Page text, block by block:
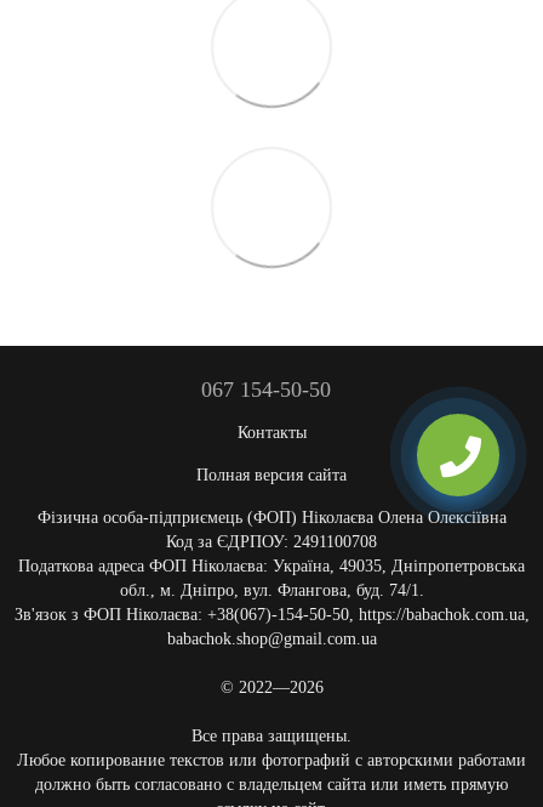
067 154-50-50
Контакты
Полная версия сайта
Фізична особа-підприємець (ФОП) Ніколаєва Олена Олексіївна
Код за ЄДРПОУ: 2491100708
Податкова адреса ФОП Ніколаєва: Україна, 49035, Дніпропетровська
обл., м. Дніпро, вул. Флангова, буд. 74/1.
Зв'язок з ФОП Ніколаєва: +38(067)-154-50-50, https://babachok.com.ua,
babachok.shop@gmail.com.ua
© 2022—2026
Все права защищены.
Любое копирование текстов или фотографий с авторскими работами
должно быть согласовано с владельцем сайта или иметь прямую